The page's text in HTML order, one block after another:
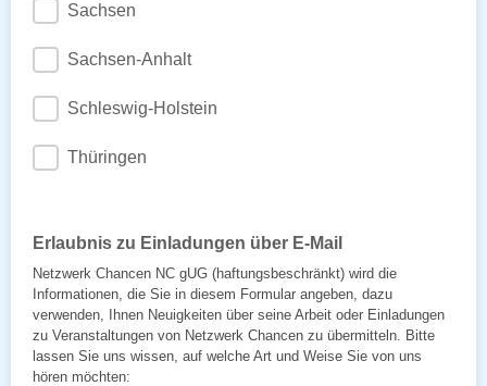
Sachsen
Sachsen-Anhalt
Schleswig-Holstein
Thüringen
Erlaubnis zu Einladungen über E-Mail
Netzwerk Chancen NC gUG (haftungsbeschränkt) wird die
Informationen, die Sie in diesem Formular angeben, dazu
verwenden, Ihnen Neuigkeiten über seine Arbeit oder Einladungen
zu Veranstaltungen von Netzwerk Chancen zu übermitteln. Bitte
lassen Sie uns wissen, auf welche Art und Weise Sie von uns
hören möchten: